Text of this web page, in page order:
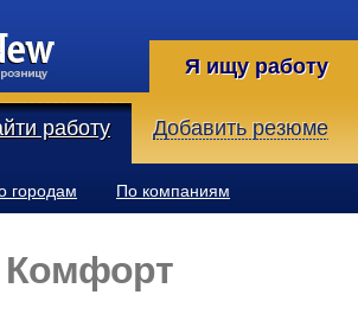
Я ищу работу
работу Добавить резюме
городам По компаниям